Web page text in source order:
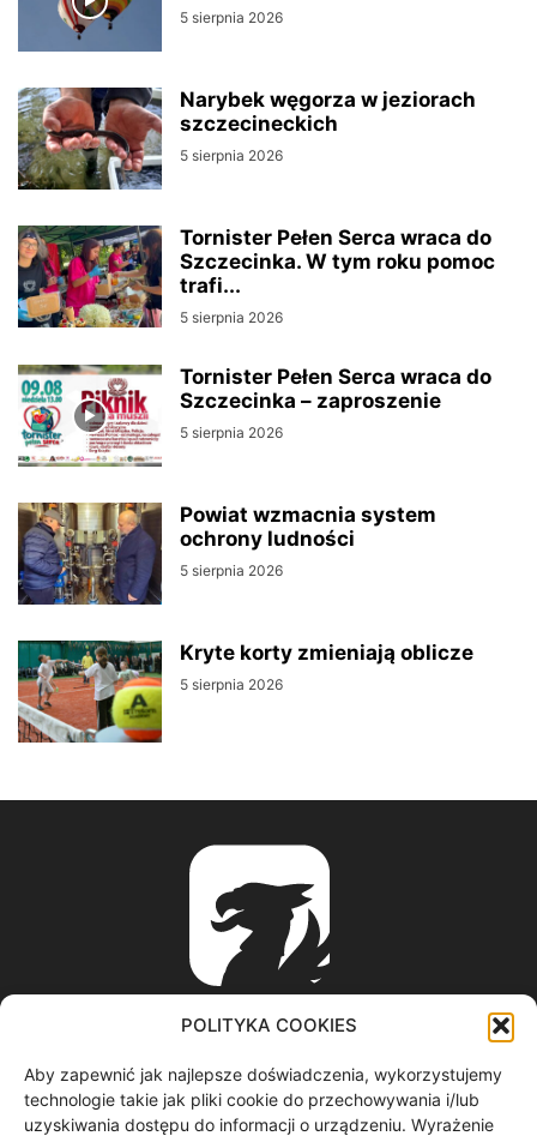
POLITYKA COOKIES
Aby zapewnić jak najlepsze doświadczenia, wykorzystujemy
technologie takie jak pliki cookie do przechowywania i/lub
uzyskiwania dostępu do informacji o urządzeniu. Wyrażenie
5 sierpnia 2026
Narybek węgorza w jeziorach
szczecineckich
5 sierpnia 2026
Tornister Pełen Serca wraca do
Szczecinka. W tym roku pomoc
trafi...
5 sierpnia 2026
Tornister Pełen Serca wraca do
Szczecinka – zaproszenie
5 sierpnia 2026
Powiat wzmacnia system
ochrony ludności
5 sierpnia 2026
Kryte korty zmieniają oblicze
5 sierpnia 2026
ABOUT US